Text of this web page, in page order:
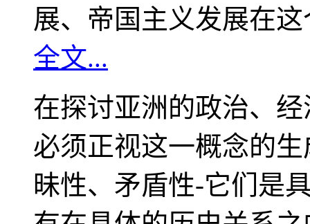
展、帝国主义发展在
全文...
在探讨亚洲的政治、
必须正视这一概念的
昧性、矛盾性-它们是